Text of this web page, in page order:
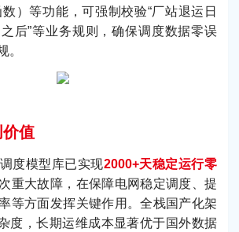
）等功能，可强制校验“厂站退运日
后”等业务规则，确保调度数据零误
。
值
度模型库已实现2000+天稳定运行零
重大故障，在保障电网稳定调度、提
等方面发挥关键作用。全栈国产化架
度，长期运维成本显著优于国外数据